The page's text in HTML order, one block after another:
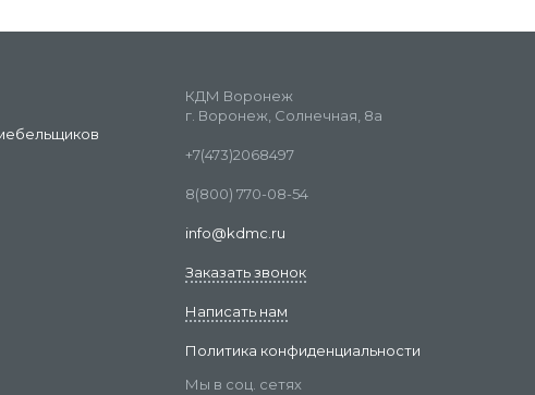
КДМ Воронеж
г. Воронеж, Солнечная, 8а
+7(473)2068497
8(800) 770-08-54
info@kdmc.ru
Заказать звонок
Написать нам
Политика конфиденциальности
Мы в соц. сетях